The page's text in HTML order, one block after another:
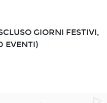
GIORNI FESTIVI,
EVENTI)